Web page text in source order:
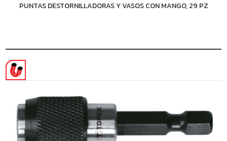
PUNTAS DESTORNILLADORAS Y VASOS CON MANGO, 29 PZ